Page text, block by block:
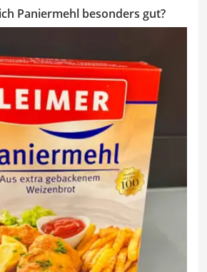
Paniermehl besonders gut?